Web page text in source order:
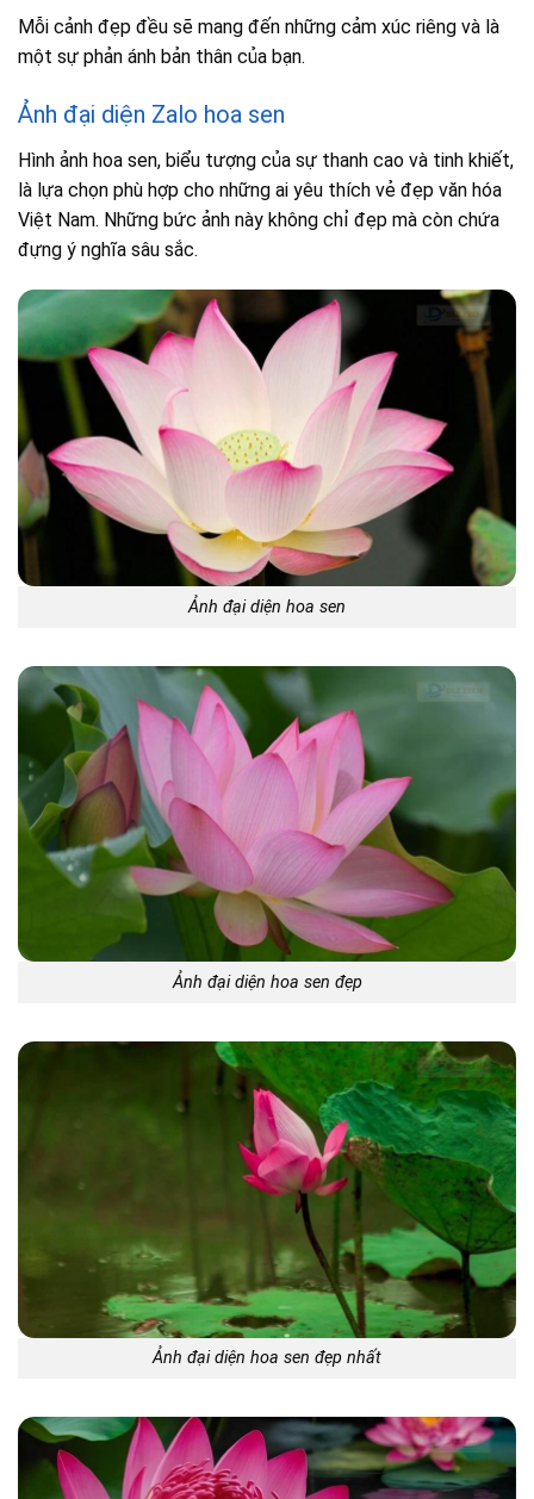
Mỗi cảnh đẹp đều sẽ mang đến những cảm xúc riêng và là
một sự phản ánh bản thân của bạn.
Ảnh đại diện Zalo hoa sen
Hình ảnh hoa sen, biểu tượng của sự thanh cao và tinh khiết,
là lựa chọn phù hợp cho những ai yêu thích vẻ đẹp văn hóa
Việt Nam. Những bức ảnh này không chỉ đẹp mà còn chứa
đựng ý nghĩa sâu sắc.
Ảnh đại diện hoa sen
Ảnh đại diện hoa sen đẹp
Ảnh đại diện hoa sen đẹp nhất